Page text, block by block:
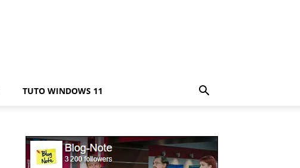
TUTO WINDOWS 11